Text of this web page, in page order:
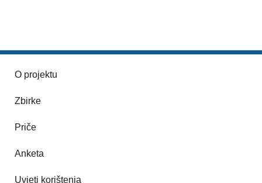
O projektu
Zbirke
Priče
Anketa
Uvjeti korištenja